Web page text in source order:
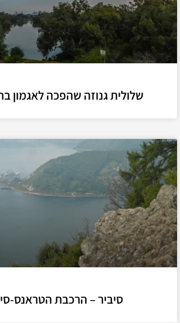
שלולית גנוזה שהפכה לאגמון
סיביר – הרכבת הטראנס-